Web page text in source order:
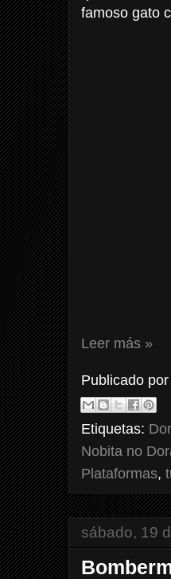
famoso gato
Leer más »
Publicado por
Etiquetas:
Nobita no
Plataformas,
sábado, 19